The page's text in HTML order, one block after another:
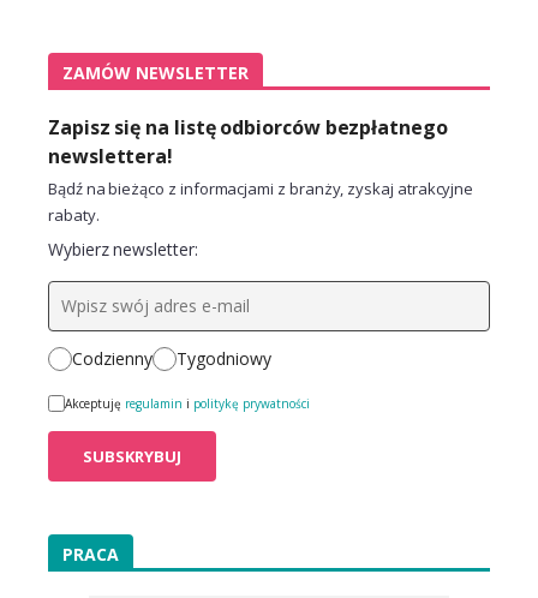
ZAMÓW NEWSLETTER
Zapisz się na listę odbiorców bezpłatnego
newslettera!
Bądź na bieżąco z informacjami z branży, zyskaj atrakcyjne
rabaty.
Wybierz newsletter:
Codzienny Tygodniowy
Akceptuję regulamin i politykę prywatności
PRACA